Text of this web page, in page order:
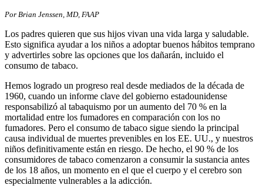
Por Brian Jenssen, MD, FAAP
Los padres quieren que sus hijos vivan una vida larga y saludable.
Esto significa ayudar a los niños a adoptar buenos hábitos temprano
y advertirles sobre las opciones que los dañarán, incluido el
consumo de tabaco.
Hemos logrado un progreso real desde mediados de la década de
1960, cuando un informe clave del gobierno estadounidense
responsabilizó al tabaquismo por un aumento del 70 % en la
mortalidad entre los fumadores en comparación con los no
fumadores. Pero el consumo de tabaco sigue siendo la principal
causa individual de muertes prevenibles en los EE. UU., y nuestros
niños definitivamente están en riesgo. De hecho, el 90 % de los
consumidores de tabaco comenzaron a consumir la sustancia antes
de los 18 años, un momento en el que el cuerpo y el cerebro son
especialmente vulnerables a la adicción.